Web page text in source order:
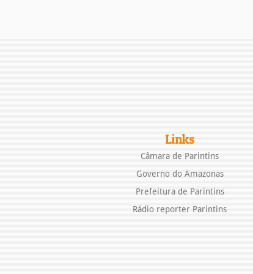
Links
Câmara de Parintins
Governo do Amazonas
Prefeitura de Parintins
Rádio reporter Parintins